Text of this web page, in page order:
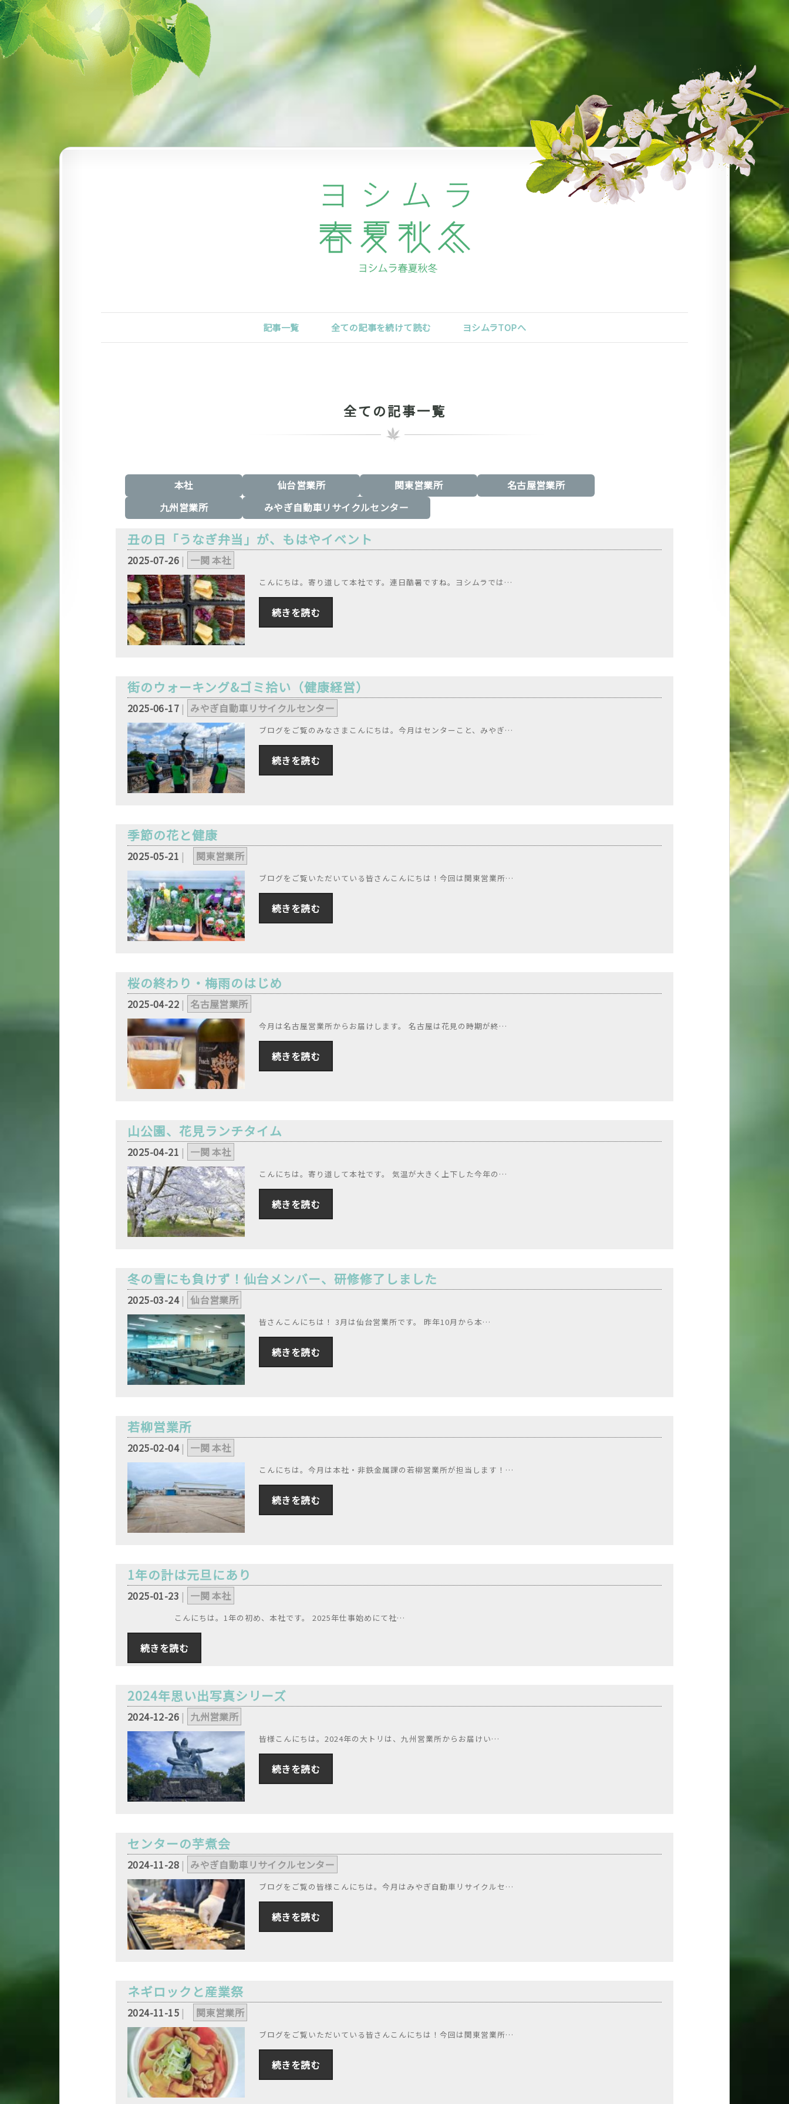
記事一覧 全ての記事を続けて読む ヨシムラTOPへ
全ての記事一覧
本社 仙台営業所 関東営業所
名古屋営業所
九州営業所
みやぎ自動車リサイクルセンター
丑の日「うなぎ弁当」が、もはやイベント
2025-07-26 | 一関 本社
こんにちは。寄り道して本社です。連日酷暑ですね。ヨシムラでは…
続きを読む
街のウォーキング&ゴミ拾い（健康経営）
2025-06-17 | みやぎ自動車リサイクルセンター
ブログをご覧のみなさまこんにちは。今月はセンターこと、みやぎ…
続きを読む
季節の花と健康
2025-05-21 | 関東営業所
ブログをご覧いただいている皆さんこんにちは！今回は関東営業所…
続きを読む
桜の終わり・梅雨のはじめ
2025-04-22 | 名古屋営業所
今月は名古屋営業所からお届けします。 名古屋は花見の時期が終…
続きを読む
山公園、花見ランチタイム
2025-04-21 | 一関 本社
こんにちは。寄り道して本社です。 気温が大きく上下した今年の…
続きを読む
冬の雪にも負けず！仙台メンバー、研修修了しました
2025-03-24 | 仙台営業所
皆さんこんにちは！ 3月は仙台営業所です。 昨年10月から本…
続きを読む
若柳営業所
2025-02-04 | 一関 本社
こんにちは。今月は本社・非鉄金属課の若柳営業所が担当します！…
続きを読む
1年の計は元旦にあり
2025-01-23 | 一関 本社
こんにちは。1年の初め、本社です。 2025年仕事始めにて社…
続きを読む
2024年思い出写真シリーズ
2024-12-26 | 九州営業所
皆様こんにちは。2024年の大トリは、九州営業所からお届けい…
続きを読む
センターの芋煮会
2024-11-28 | みやぎ自動車リサイクルセンター
ブログをご覧の皆様こんにちは。今月はみやぎ自動車リサイクルセ…
続きを読む
ネギロックと産業祭
2024-11-15 | 関東営業所
ブログをご覧いただいている皆さんこんにちは！今回は関東営業所…
続きを読む